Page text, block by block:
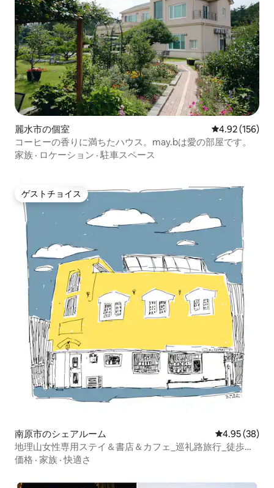
麗水市の個室 レビュー156
4.92 (156)
コーヒーの香りに満ちたハウス。may.bは愛の部屋です。
家族 · ロケーション ·駐車スペース
ゲストチョイス
ゲストチョイス
南原市のシェアルーム レビュー38
4.95 (38)
地理山女性専用ステイ＆書店＆カフェ_巡礼路旅行_徒歩書
店(H1)
価格 · 家族 ·快適さ